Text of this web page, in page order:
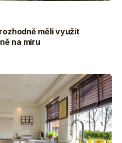
měli využít
na míru